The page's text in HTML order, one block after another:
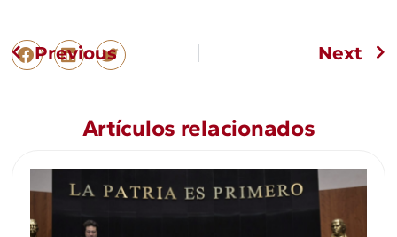
Previous Next
Artículos relacionados